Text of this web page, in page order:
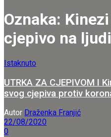
Oznaka:
cjepivo na
Istaknuto
UTRKA ZA CJEPIVOM I
svog cjepiva protiv
Autor Draženka Franjić
22/08/2020
0